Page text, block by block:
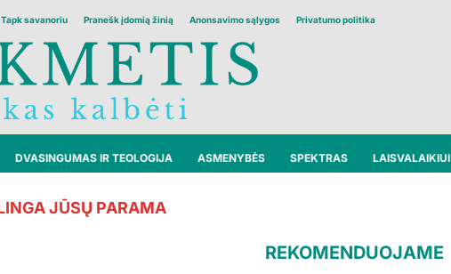
Tapk savanoriu Pranešk įdomią žinią Anonsavimo sąlygos Privatumo politika
DVASINGUMAS IR TEOLOGIJA ASMENYBĖS SPEKTRAS LAISVALAIKIUI
JŪSŲ PARAMA
REKOMENDUOJAME